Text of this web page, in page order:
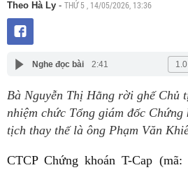
Theo Hà Ly - THỨ 5 , 14/05/2026, 13:36
Nghe đọc bài 2:41
Bà Nguyễn Thị Hằng rời ghế Chủ
nhiệm chức Tổng giám đốc Chứng
tịch thay thế là ông Phạm Văn
CTCP Chứng khoán T-Cap